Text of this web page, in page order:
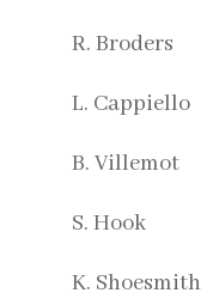
R. Broders
L. Cappiello
B. Villemot
S. Hook
K. Shoesmith